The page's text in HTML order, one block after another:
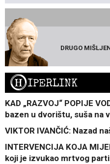
DRUGO
HIPERLINK
KAD „RAZVOJ“ POPIJE
bazen u dvorištu, suša na
VIKTOR IVANČIĆ: Nazad
INTERVENCIJA KOJA
koji je izvukao mrtvog